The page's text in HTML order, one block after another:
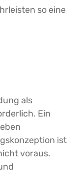
so eine
als
Ein
ist
voraus.